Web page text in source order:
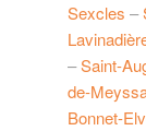
Sexcles –
–Saint-
de-
Bonnet-